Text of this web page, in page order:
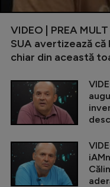
VIDEO | PREA
SUA avertizează
chiar din această